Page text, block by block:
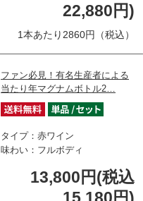
22,880円)
1本あたり2860円（税込）
ファン必見！有名生産者による
当たり年マグナムボトル2…
タイプ：赤ワイン
味わい：フルボディ
13,800円(税込